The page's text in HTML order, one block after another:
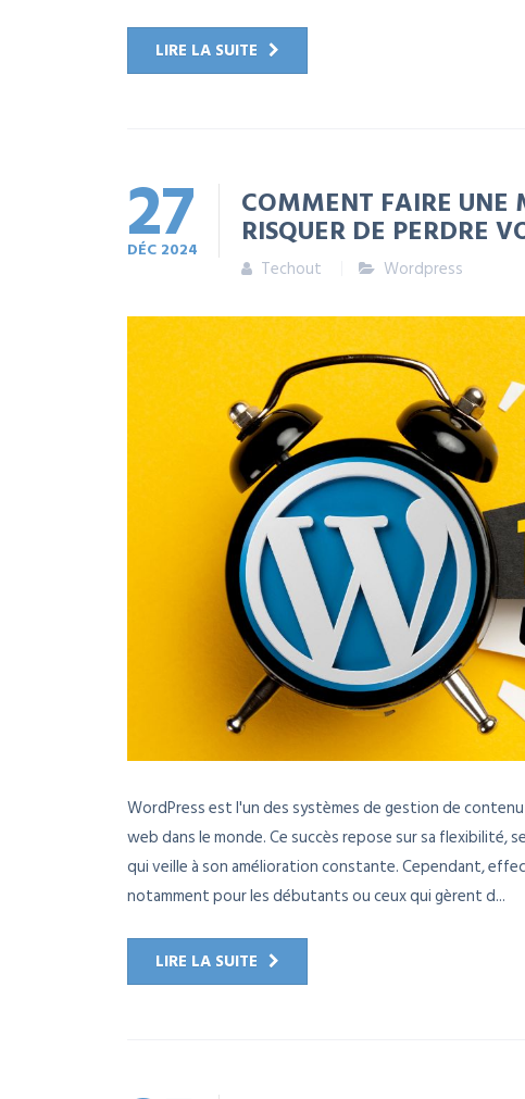
LIRE LA SUITE
27
DÉC 2024
COMMENT FAIRE UNE
RISQUER DE PERDRE
Techout Wordpress
WordPress est l'un des systèmes de gestion de
web dans le monde. Ce succès repose sur sa
qui veille à son amélioration constante. Cependant,
notamment pour les débutants ou ceux qui gèrent d...
LIRE LA SUITE